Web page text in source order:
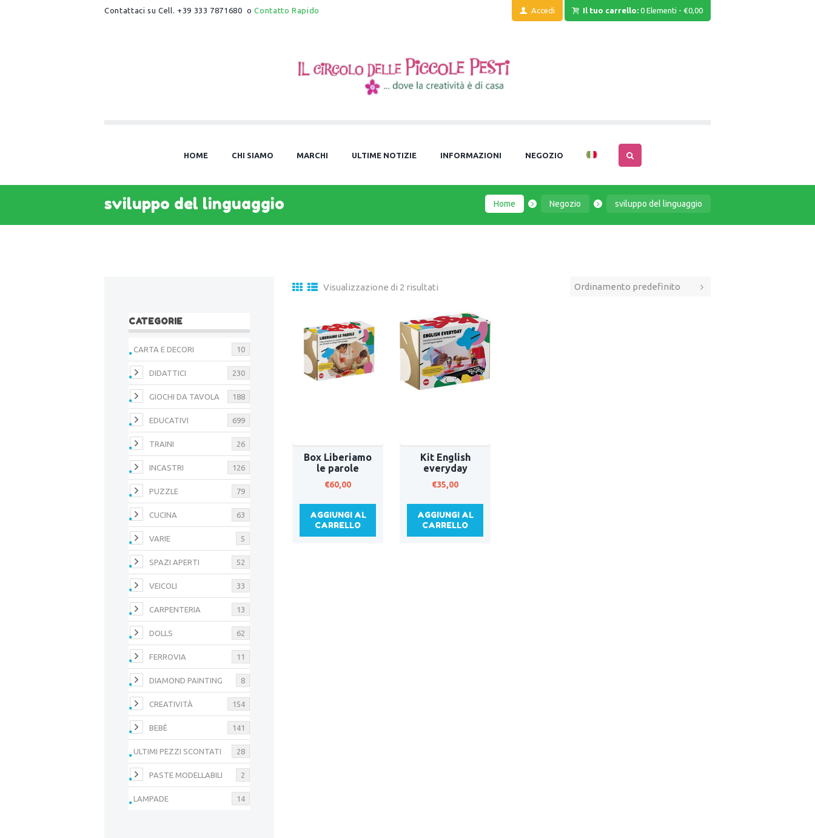
Contattaci su Cell. +39 333 7871680 oContatto Rapido Accedi Il tuo carrello: 0 Elementi -€0,00
HOME CHI SIAMO MARCHI ULTIME NOTIZIE INFORMAZIONI NEGOZIO
sviluppo del linguaggio Home Negozio sviluppo del linguaggio
Visualizzazione di 2 risultati
Box Liberiamo
le parole
€60,00
AGGIUNGI AL
CARRELLO
Kit English
everyday
€35,00
AGGIUNGI AL
CARRELLO
CATEGORIE
CARTA E DECORI 10
DIDATTICI 230
GIOCHI DA TAVOLA 188
EDUCATIVI 699
TRAINI 26
INCASTRI 126
PUZZLE 79
CUCINA 63
VARIE 5
SPAZI APERTI 52
VEICOLI 33
CARPENTERIA 13
DOLLS 62
FERROVIA 11
DIAMOND PAINTING 8
CREATIVITÀ 154
BEBÈ 141
ULTIMI PEZZI SCONTATI 28
PASTE MODELLABILI 2
LAMPADE 14